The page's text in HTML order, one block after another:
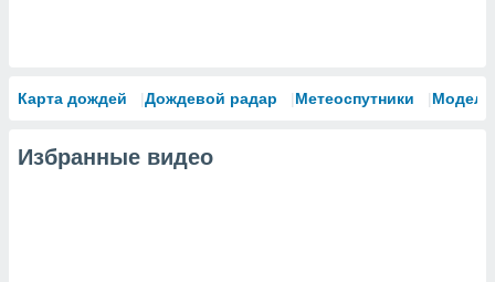
Карта дождей Дождевой радар Метеоспутники Модели
Избранные видео